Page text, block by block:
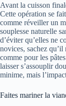
Avant la cuisson
Cette opération se
comme réveiller un
souplesse naturelle
d’éviter qu’elles ne
novices, sachez
comme pour les
laisser s’assouplir
minime, mais
Faites mariner la